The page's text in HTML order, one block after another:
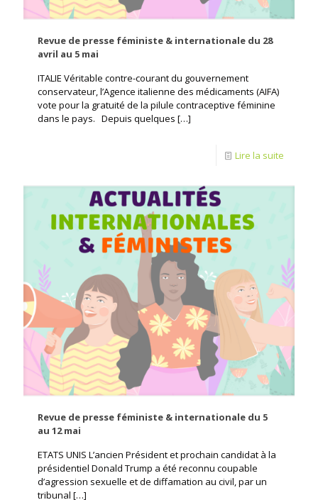
Revue de presse féministe & internationale du 28
avril au 5 mai
ITALIE Véritable contre-courant du gouvernement
conservateur, l’Agence italienne des médicaments (AIFA)
vote pour la gratuité de la pilule contraceptive féminine
dans le pays. Depuis quelques […]
Lire la suite
Revue de presse féministe & internationale du 5
au 12 mai
ETATS UNIS L’ancien Président et prochain candidat à la
présidentiel Donald Trump a été reconnu coupable
d’agression sexuelle et de diffamation au civil, par un
tribunal […]